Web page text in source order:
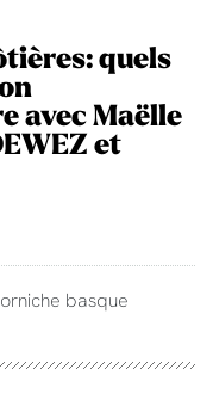
quels
avec Maëlle
et
basque